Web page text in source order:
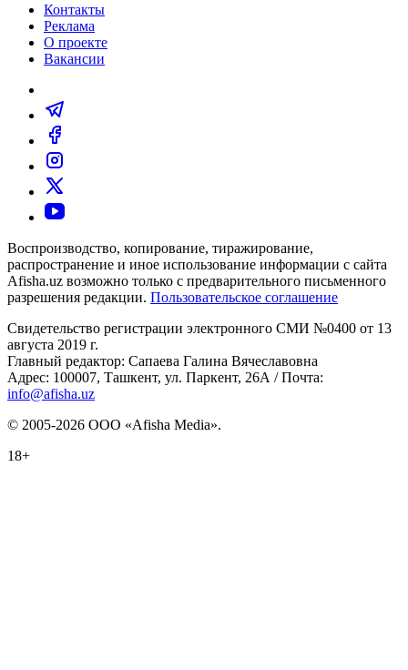
Контакты
Реклама
О проекте
Вакансии
Воспроизводство, копирование, тиражирование,
распространение и иное использование информации с сайта
Afisha.uz возможно только с предварительного письменного
разрешения редакции. Пользовательское соглашение
Свидетельство регистрации электронного СМИ №0400 от 13
августа 2019 г.
Главный редактор: Сапаева Галина Вячеславовна
Адрес: 100007, Ташкент, ул. Паркент, 26А / Почта:
info@afisha.uz
© 2005-2026 ООО «Afisha Media».
18+